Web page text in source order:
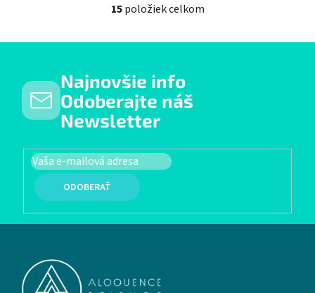
Ovládacie prvky výpisu
15položiek celkom
Najnovšie info
Odoberajte náš
Newsletter
PRIHLÁSIŤ SA